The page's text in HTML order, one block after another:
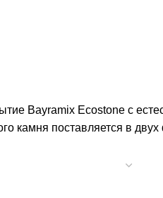
Bayramix Ecostone с
камня поставляется в